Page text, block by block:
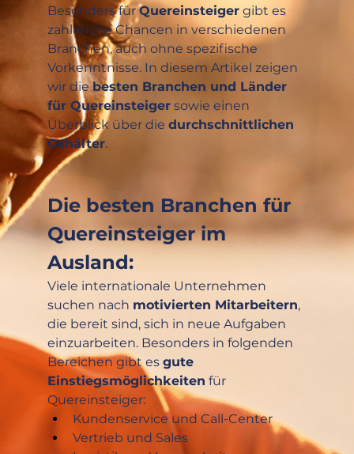
Besonders für Quereinsteiger gibt es
zahlreiche Chancen in verschiedenen
Branchen, auch ohne spezifische
Vorkenntnisse. In diesem Artikel zeigen
wir die besten Branchen und Länder
für Quereinsteiger sowie einen
Überblick über die durchschnittlichen
Gehälter.
Die besten Branchen für
Quereinsteiger im
Ausland:
Viele internationale Unternehmen
suchen nach motivierten Mitarbeitern,
die bereit sind, sich in neue Aufgaben
einzuarbeiten. Besonders in folgenden
Bereichen gibt es gute
Einstiegsmöglichkeiten für
Quereinsteiger:
Kundenservice und Call-Center
Vertrieb und Sales